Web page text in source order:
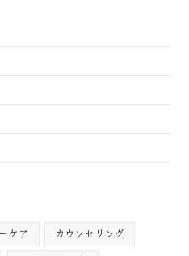
ケア カウンセリング